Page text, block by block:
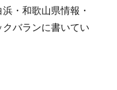
・和歌山県情報・
バランに書いてい